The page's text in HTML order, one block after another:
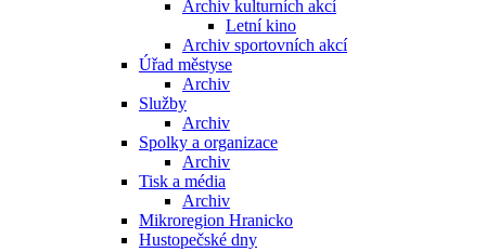
Archiv kulturních akcí
Letní kino
Archiv sportovních akcí
Úřad městyse
Archiv
Služby
Archiv
Spolky a organizace
Archiv
Tisk a média
Archiv
Mikroregion Hranicko
Hustopečské dny